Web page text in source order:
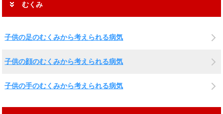
むくみ
子供の足のむくみから考えられる病気
子供の顔のむくみから考えられる病気
子供の手のむくみから考えられる病気